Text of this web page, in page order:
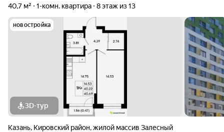
40,7 м²
1-комн. квартира 8 этаж из 13
новостройка
3D-тур
Казань, Кировский район,жилой массив Залесный